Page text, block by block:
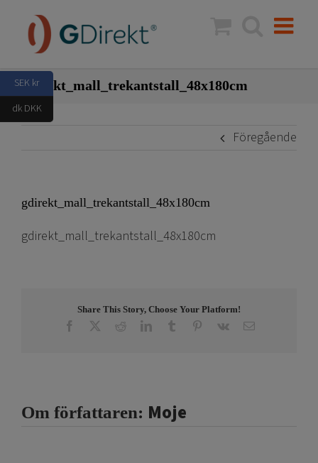
innehållet
gdirekt_mall_trekantstall_48x180cm
Föregående
gdirekt_mall_trekantstall_48x180cm
gdirekt_mall_trekantstall_48x180cm
Share This Story, Choose Your Platform!
Facebook RedditLinkedInTumblr Pinterest
Vk E-
Om författaren: Moje
SEK kr
dk DKK